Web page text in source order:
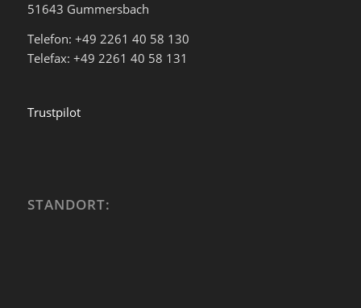
51643 Gummersbach
Telefon: +49 2261 40 58 130
Telefax: +49 2261 40 58 131
Trustpilot
STANDORT: